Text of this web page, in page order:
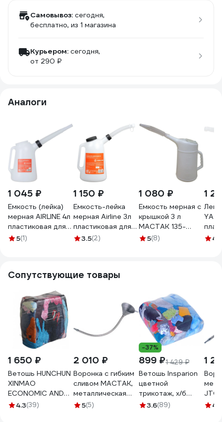
Самовывоз: сегодня,
бесплатно, из 1 магазина
Курьером: сегодня,
от 290 ₽
Аналоги
1 045 ₽
Емкость (лейка)
мерная AIRLINE 4л
пластиковая для
масла и
5(1)
1 150 ₽
Емкость-лейка
мерная Airline 3л
пластиковая для
масла и тех. жидк.,
3.5(2)
1 080 ₽
Емкость мерная с
крышкой 3 л
МАСТАК 135-
10003
5(8)
1
4.4
Сопутствующие товары
1 650 ₽
Ветошь HUNCHUN
XINMAO
ECONOMIC AND
TRADE CO., LTD
4.3(39)
2 010 ₽
Воронка с гибким
сливом МАСТАК,
металлическая
135-00007
5(5)
-37%
899 ₽1 429 ₽
Ветошь Insparion
цветной
трикотаж, х/б
крупные куски, 10
3.6(89)
1
JTC
4.6